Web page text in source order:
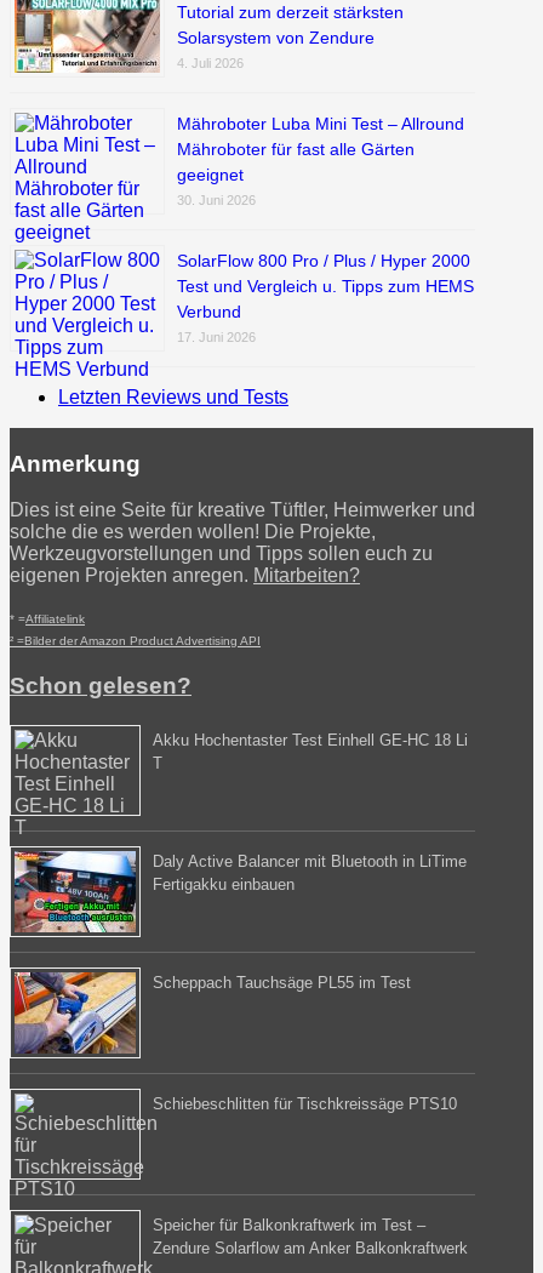
Tutorial zum derzeit stärksten
Solarsystem von Zendure
4. Juli 2026
Mähroboter Luba Mini Test – Allround
Mähroboter für fast alle Gärten
geeignet
30. Juni 2026
SolarFlow 800 Pro / Plus / Hyper 2000
Test und Vergleich u. Tipps zum HEMS
Verbund
17. Juni 2026
Letzten Reviews und Tests
Anmerkung
Dies ist eine Seite für kreative Tüftler, Heimwerker und
solche die es werden wollen! Die Projekte,
Werkzeugvorstellungen und Tipps sollen euch zu
eigenen Projekten anregen. Mitarbeiten?
* =Affiliatelink
² =Bilder der Amazon Product Advertising API
Schon gelesen?
Akku Hochentaster Test Einhell GE-HC 18 Li
T
Daly Active Balancer mit Bluetooth in LiTime
Fertigakku einbauen
Scheppach Tauchsäge PL55 im Test
Schiebeschlitten für Tischkreissäge PTS10
Speicher für Balkonkraftwerk im Test –
Zendure Solarflow am Anker Balkonkraftwerk